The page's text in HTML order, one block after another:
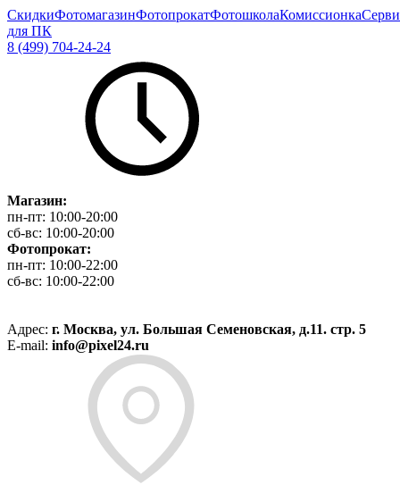
СкидкиФотомагазинФотопрокатФотошколаКомиссионка
для ПК
8 (499) 704-24-24
Магазин:
пн-пт: 10:00-20:00
сб-вс: 10:00-20:00
Фотопрокат:
пн-пт: 10:00-22:00
сб-вс: 10:00-22:00
Адрес: г. Москва, ул. Большая Семеновская, д.11. стр. 5
E-mail: info@pixel24.ru